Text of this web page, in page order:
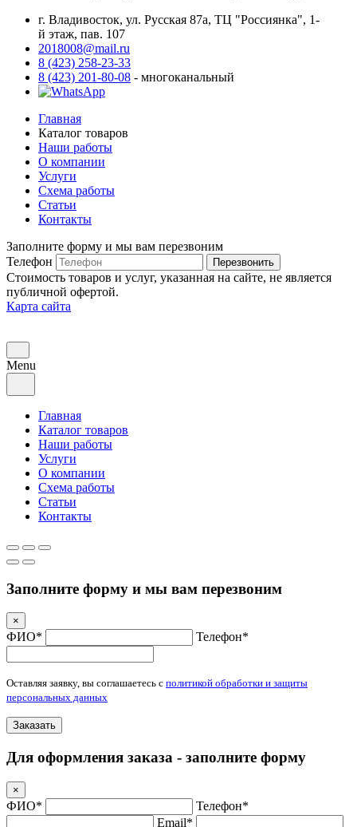
г. Владивосток, ул. Русская 87а, ТЦ "Россиянка", 1-
й этаж, пав. 107
2018008@mail.ru
8 (423) 258-23-33
8 (423) 201-80-08 - многоканальный
Главная
Каталог товаров
Наши работы
О компании
Услуги
Схема работы
Статьи
Контакты
Заполните форму и мы вам перезвоним
Телефон
Перезвонить
Стоимость товаров и услуг, указанная на сайте, не является
публичной офертой.
Карта сайта
Menu
Главная
Каталог товаров
Наши работы
Услуги
О компании
Схема работы
Статьи
Контакты
Заполните форму и мы вам перезвоним
×
ФИО* Телефон*
Оставляя заявку, вы соглашаетесь с политикой обработки и защиты
персональных данных
Заказать
Для оформления заказа - заполните форму
×
ФИО*
Телефон*
Email*